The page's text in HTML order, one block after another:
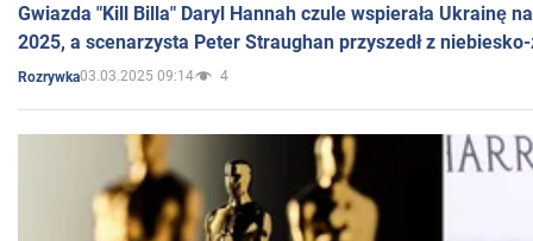
Gwiazda "Kill Billa" Daryl Hannah czule wspierała Ukrainę
2025, a scenarzysta Peter Straughan przyszedł z
Rozrywka03.03.2025 09:14 4